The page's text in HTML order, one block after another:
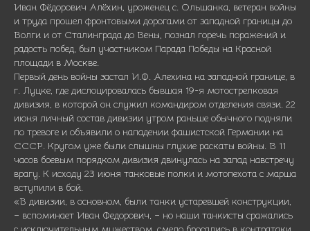
Иван Фёдорович Алёхин, уроженец с. Ольшанка, ветеран войны
и труда прошел фронтовыми дорогами от западной границы до
Волги и от Сталинграда до Вены, познал горечь поражений и
радость побед, был участником Парада Победы на Красной
площади в Москве.
Первый день войны застал И.Ф. Алехина на западной границе, в
г. Луцке, где дислоцировалась бывшая 19-я мотострелковая
дивизия, в которой он служил командиром отделения связи. 22
июня личный состав дивизии утром раньше обычного подняли
по тревоге и объявили о нападении фашистской Германии на
СССР. Кругом уже были слышны глухие раскаты войны. В 11
часов боевым порядком дивизия двинулась на запад навстречу
врагу. К исходу 23 июня танковые полки и мотопехота с марша
вступили в бой.
«В дивизии, в основном, были танки устаревшей конструкции,
– вспоминает Иван Федорович, – но наши танкисты сражались